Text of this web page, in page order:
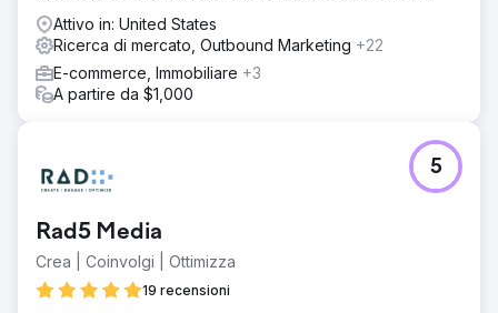
Attivo in: United States
Ricerca di mercato, Outbound Marketing +22
E-commerce, Immobiliare +3
A partire da $1,000
Rad5 Media
Crea | Coinvolgi | Ottimizza
19 recensioni
5